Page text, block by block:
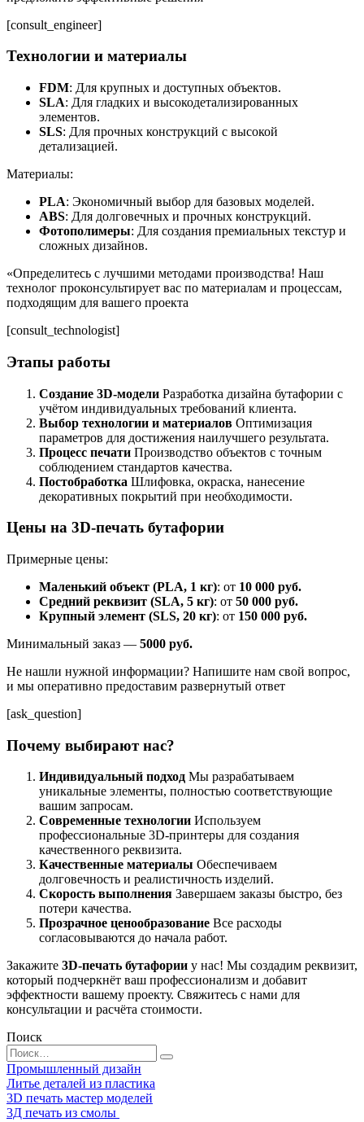
[consult_engineer]
Технологии и материалы
FDM: Для крупных и доступных объектов.
SLA: Для гладких и высокодетализированных
элементов.
SLS: Для прочных конструкций с высокой
детализацией.
Материалы:
PLA: Экономичный выбор для базовых моделей.
ABS: Для долговечных и прочных конструкций.
Фотополимеры: Для создания премиальных текстур и
сложных дизайнов.
«Определитесь с лучшими методами производства! Наш
технолог проконсультирует вас по материалам и процессам,
подходящим для вашего проекта
[consult_technologist]
Этапы работы
Создание 3D-модели Разработка дизайна бутафории с
учётом индивидуальных требований клиента.
Выбор технологии и материалов Оптимизация
параметров для достижения наилучшего результата.
Процесс печати Производство объектов с точным
соблюдением стандартов качества.
Постобработка Шлифовка, окраска, нанесение
декоративных покрытий при необходимости.
Цены на 3D-печать бутафории
Примерные цены:
Маленький объект (PLA, 1 кг): от 10 000 руб.
Средний реквизит (SLA, 5 кг): от 50 000 руб.
Крупный элемент (SLS, 20 кг): от 150 000 руб.
Минимальный заказ — 5000 руб.
Не нашли нужной информации? Напишите нам свой вопрос,
и мы оперативно предоставим развернутый ответ
[ask_question]
Почему выбирают нас?
Индивидуальный подход Мы разрабатываем
уникальные элементы, полностью соответствующие
вашим запросам.
Современные технологии Используем
профессиональные 3D-принтеры для создания
качественного реквизита.
Качественные материалы Обеспечиваем
долговечность и реалистичность изделий.
Скорость выполнения Завершаем заказы быстро, без
потери качества.
Прозрачное ценообразование Все расходы
согласовываются до начала работ.
Закажите 3D-печать бутафории у нас! Мы создадим реквизит,
который подчеркнёт ваш профессионализм и добавит
эффектности вашему проекту. Свяжитесь с нами для
консультации и расчёта стоимости.
Поиск
Search
for:
Промышленный дизайн
Литье деталей из пластика
3D печать мастер моделей
3Д печать из смолы